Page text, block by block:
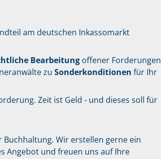
am deutschen Inkassomarkt
Bearbeitung offener Forderungen
zu Sonderkonditionen für Ihr
Zeit ist Geld - und dieses soll für
Wir erstellen gerne ein
Angebot und freuen uns auf Ihre